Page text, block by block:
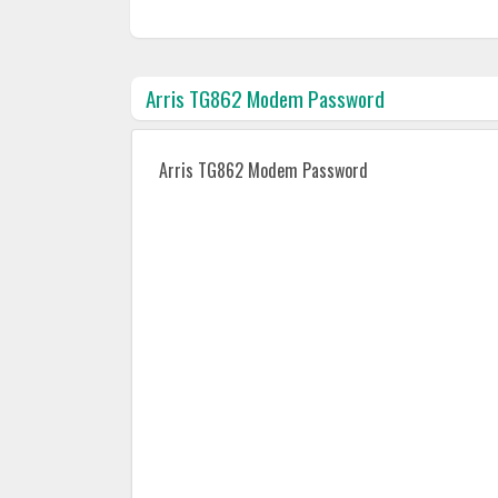
Arris TG862 Modem Password
Arris TG862 Modem Password